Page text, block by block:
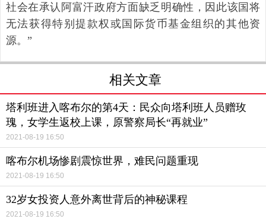
社会在承认阿富汗政府方面缺乏明确性，因此该国将
无法获得特别提款权或国际货币基金组织的其他资
源。”
相关文章
塔利班进入喀布尔的第4天：民众向塔利班人员赠玫
瑰，女学生返校上课，原警察局长“再就业”
2021-08-19 16:50
喀布尔机场惨剧震惊世界，难民问题重现
2021-08-19 16:50
32岁女投资人意外离世背后的神秘课程
2021-08-19 16:50